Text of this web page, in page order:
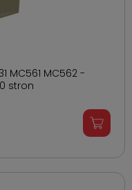
MC561 MC562 -
stron